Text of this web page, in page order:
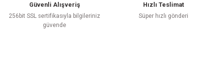
Güvenli Alışveriş
256bit SSL sertifikasıyla bilgileriniz
güvende
Hızlı Teslimat
Süper hızlı gönderi